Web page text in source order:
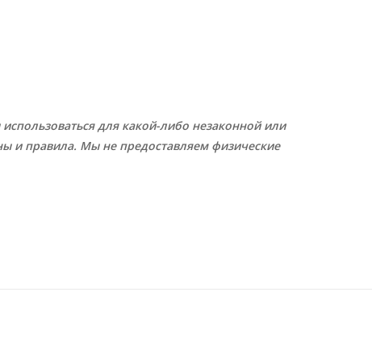
для какой-либо незаконной или
и правила. Мы не предоставляем физические